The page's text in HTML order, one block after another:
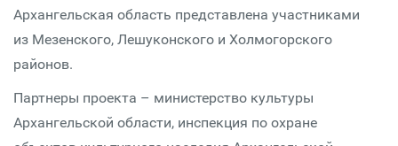
Архангельская область представлена участниками
из Мезенского, Лешуконского и Холмогорского
районов.
Партнеры проекта – министерство культуры
Архангельской области, инспекция по охране